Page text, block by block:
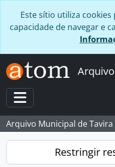
Este sítio utiliza
capacidade de navegar e
Toggle navigation
Arquivo Municipal de Tavira
Restringir